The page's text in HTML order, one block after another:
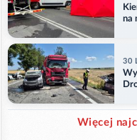
na
30
Więcej